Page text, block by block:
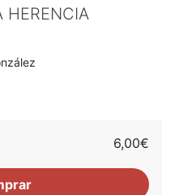
HERENCIA
6,00€